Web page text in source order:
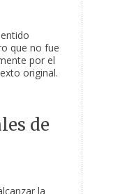
que no fue
por el
original.
de
la